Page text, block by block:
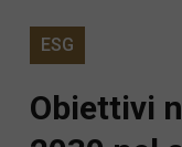
ESG
Obiettivi